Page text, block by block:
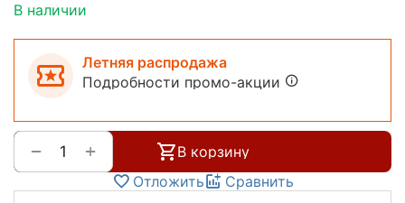
В наличии
Летняя распродажа
Подробности промо-акции
+
−
В корзину
Отложить
Сравнить